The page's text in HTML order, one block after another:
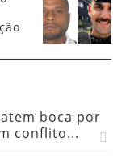
boca por
conflito...